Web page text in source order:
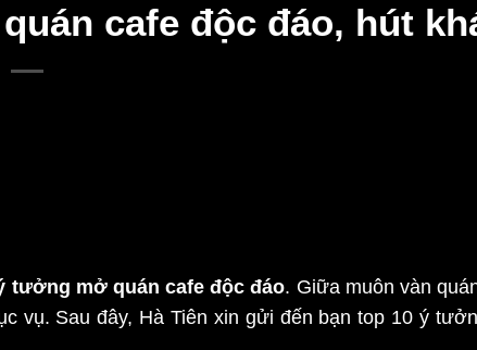
cafe độc đáo, hút
tưởng mở quán cafe độc đáo. Giữa muôn vàn
vụ. Sau đây, Hà Tiên xin gửi đến bạn top 10 ý